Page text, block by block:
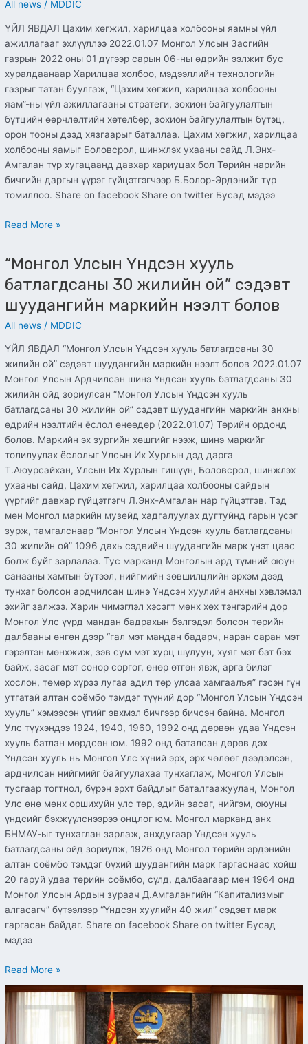
All news / MDDIC
ҮЙЛ ЯВДАЛ Цахим хөгжил, харилцаа холбооны яамны үйл
ажиллагааг эхлүүллээ 2022.01.07 Монгол Улсын Засгийн
газрын 2022 оны 01 дүгээр сарын 06-ны өдрийн ээлжит бус
хуралдаанаар Харилцаа холбоо, мэдээллийн технологийн
газрыг татан буулгаж, “Цахим хөгжил, харилцаа холбооны
яам”-ны үйл ажиллагааны стратеги, зохион байгуулалтын
бүтцийн өөрчлөлтийн хөтөлбөр, зохион байгуулалтын бүтэц,
орон тооны дээд хязгаарыг баталлаа. Цахим хөгжил, харилцаа
холбооны яамыг Боловсрол, шинжлэх ухааны сайд Л.Энх-
Амгалан түр хугацаанд давхар хариуцах бол Төрийн нарийн
бичгийн даргын үүрэг гүйцэтгэгчээр Б.Болор-Эрдэнийг түр
томиллоо. Share on facebook Share on twitter Бусад мэдээ
Read More »
“Монгол Улсын Үндсэн хууль
батлагдсаны 30 жилийн ой” сэдэвт
шуудангийн маркийн нээлт болов
All news / MDDIC
ҮЙЛ ЯВДАЛ “Монгол Улсын Үндсэн хууль батлагдсаны 30
жилийн ой” сэдэвт шуудангийн маркийн нээлт болов 2022.01.07
Монгол Улсын Ардчилсан шинэ Үндсэн хууль батлагдсаны 30
жилийн ойд зориулсан “Монгол Улсын Үндсэн хууль
батлагдсаны 30 жилийн ой” сэдэвт шуудангийн маркийн анхны
өдрийн нээлтийн ёслол өнөөдөр (2022.01.07) Төрийн ордонд
болов. Маркийн эх зургийн хөшгийг нээж, шинэ маркийг
толилуулах ёслолыг Улсын Их Хурлын дэд дарга
Т.Аюурсайхан, Улсын Их Хурлын гишүүн, Боловсрол, шинжлэх
ухааны сайд, Цахим хөгжил, харилцаа холбооны сайдын
үүргийг давхар гүйцэтгэгч Л.Энх-Амгалан нар гүйцэтгэв. Тэд
мөн Монгол маркийн музейд хадгалуулах дугтуйнд гарын үсэг
зурж, тамгалснаар “Монгол Улсын Үндсэн хууль батлагдсаны
30 жилийн ой” 1096 дахь сэдвийн шуудангийн марк үнэт цаас
болж буйг зарлалаа. Тус марканд Монголын ард түмний оюун
санааны хамтын бүтээл, нийгмийн зөвшилцлийн эрхэм дээд
тунхаг болсон ардчилсан шинэ Үндсэн хуулийн анхны хэвлэмэл
эхийг залжээ. Харин чимэглэл хэсэгт мөнх хөх тэнгэрийн дор
Монгол Улс үүрд мандан бадрахын бэлгэдэл болсон төрийн
далбааны өнгөн дээр “гал мэт мандан бадарч, наран саран мэт
гэрэлтэн мөнхжиж, зэв сум мэт хурц шулуун, хуяг мэт бат бэх
байж, засаг мэт сонор соргог, өнөр өтгөн явж, арга билэг
хослон, төмөр хүрээ лугаа адил төр улсаа хамгаалъя” гэсэн гүн
утгатай алтан соёмбо тэмдэг түүний дор “Монгол Улсын Үндсэн
хууль” хэмээсэн үгийг эвхмэл бичгээр бичсэн байна. Монгол
Улс түүхэндээ 1924, 1940, 1960, 1992 онд дөрвөн удаа Үндсэн
хууль батлан мөрдсөн юм. 1992 онд баталсан дөрөв дэх
Үндсэн хууль нь Монгол Улс хүний эрх, эрх чөлөөг дээдэлсэн,
ардчилсан нийгмийг байгуулахаа тунхаглаж, Монгол Улсын
тусгаар тогтнол, бүрэн эрхт байдлыг баталгаажуулан, Монгол
Улс өнө мөнх оршихуйн улс төр, эдийн засаг, нийгэм, оюуны
үндсийг бэхжүүлснээрээ онцлог юм. Монгол марканд анх
БНМАУ-ыг тунхаглан зарлаж, анхдугаар Үндсэн хууль
батлагдсаны ойд зориулж, 1926 онд Монгол төрийн эрдэнийн
алтан соёмбо тэмдэг бүхий шуудангийн марк гаргаснаас хойш
20 гаруй удаа төрийн соёмбо, сүлд, далбаагаар мөн 1964 онд
Монгол Улсын Ардын зураач Д.Амгалангийн “Капитализмыг
алгасагч” бүтээлээр “Үндсэн хуулийн 40 жил” сэдэвт марк
гаргасан байдаг. Share on facebook Share on twitter Бусад
мэдээ
Улсын
Үндсэн
хууль
батлагдсаны
30
ой”
сэдэвт
шуудангийн
маркийн
нээлт
болов
Read More »
Цахим
хөгжил,